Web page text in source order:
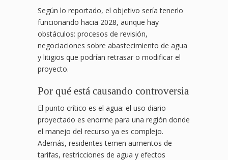
Según lo reportado, el objetivo sería tenerlo
funcionando hacia 2028, aunque hay
obstáculos: procesos de revisión,
negociaciones sobre abastecimiento de agua
y litigios que podrían retrasar o modificar el
proyecto.
Por qué está causando controversia
El punto crítico es el agua: el uso diario
proyectado es enorme para una región donde
el manejo del recurso ya es complejo.
Además, residentes temen aumentos de
tarifas, restricciones de agua y efectos